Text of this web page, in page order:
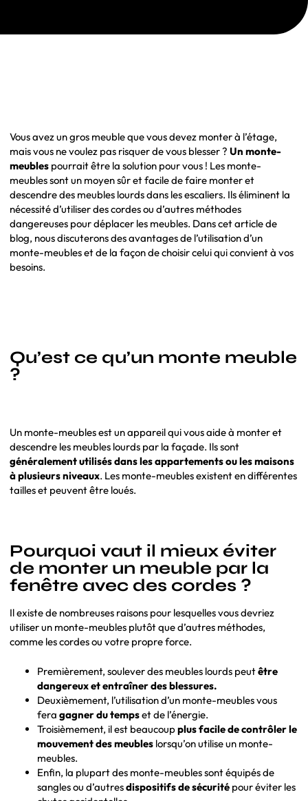
Vous avez un gros meuble que vous devez monter à l’étage,
mais vous ne voulez pas risquer de vous blesser ? Un monte-
meubles pourrait être la solution pour vous ! Les monte-
meubles sont un moyen sûr et facile de faire monter et
descendre des meubles lourds dans les escaliers. Ils éliminent la
nécessité d’utiliser des cordes ou d’autres méthodes
dangereuses pour déplacer les meubles. Dans cet article de
blog, nous discuterons des avantages de l’utilisation d’un
monte-meubles et de la façon de choisir celui qui convient à vos
besoins.
Qu’est ce qu’un monte meuble
?
Un monte-meubles est un appareil qui vous aide à monter et
descendre les meubles lourds par la façade. Ils sont
généralement utilisés dans les appartements ou les maisons
à plusieurs niveaux. Les monte-meubles existent en différentes
tailles et peuvent être loués.
Pourquoi vaut il mieux éviter
de monter un meuble par la
fenêtre avec des cordes ?
Il existe de nombreuses raisons pour lesquelles vous devriez
utiliser un monte-meubles plutôt que d’autres méthodes,
comme les cordes ou votre propre force.
Premièrement, soulever des meubles lourds peutêtre
dangereux et entraîner des blessures.
Deuxièmement, l’utilisation d’un monte-meubles vous
fera gagner du tempset de l’énergie.
Troisièmement, il est beaucoupplus facile de contrôler le
mouvement des meubles lorsqu’on utilise un monte-
meubles.
Enfin, la plupart des monte-meubles sont équipés de
sangles ou d’autresdispositifs de sécurité pour éviter les